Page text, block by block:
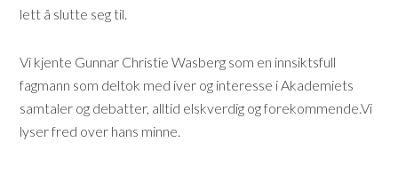
lett å slutte seg til.
Vi kjente Gunnar Christie Wasberg som en innsiktsfull
fagmann som deltok med iver og interesse i Akademiets
samtaler og debatter, alltid elskverdig og forekommende.Vi
lyser fred over hans minne.